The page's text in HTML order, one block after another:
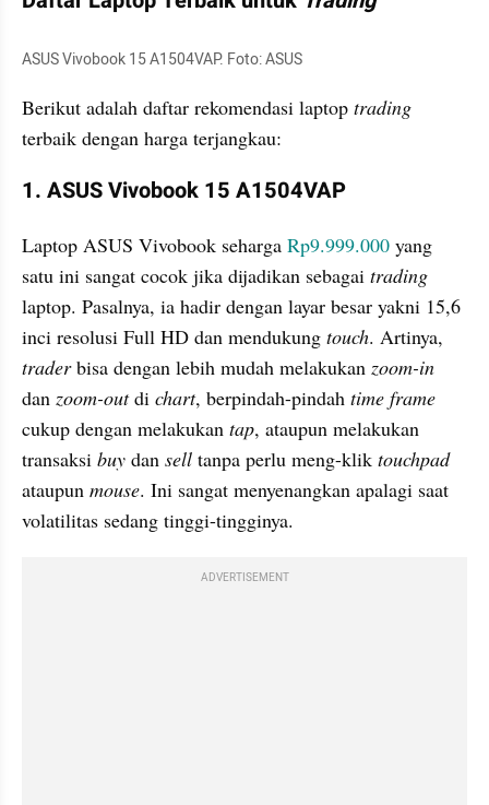
ASUS Vivobook 15 A1504VAP. Foto: ASUS
Berikut adalah daftar rekomendasi laptop trading
terbaik dengan harga terjangkau:
1. ASUS Vivobook 15 A1504VAP
Laptop ASUS Vivobook seharga Rp9.999.000 yang
satu ini sangat cocok jika dijadikan sebagai trading
laptop. Pasalnya, ia hadir dengan layar besar yakni 15,6
inci resolusi Full HD dan mendukung touch
trader bisa dengan lebih mudah melakukan zoom-in
dan zoom-out di chart, berpindah-pindah time frame
cukup dengan melakukan tap, ataupun melakukan
transaksi buy dan sell tanpa perlu meng-klik touchpad
ataupun mouse. Ini sangat menyenangkan apalagi saat
volatilitas sedang tinggi-tingginya.
ADVERTISEMENT